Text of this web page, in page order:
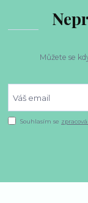
Můžete se
Souhlasím se